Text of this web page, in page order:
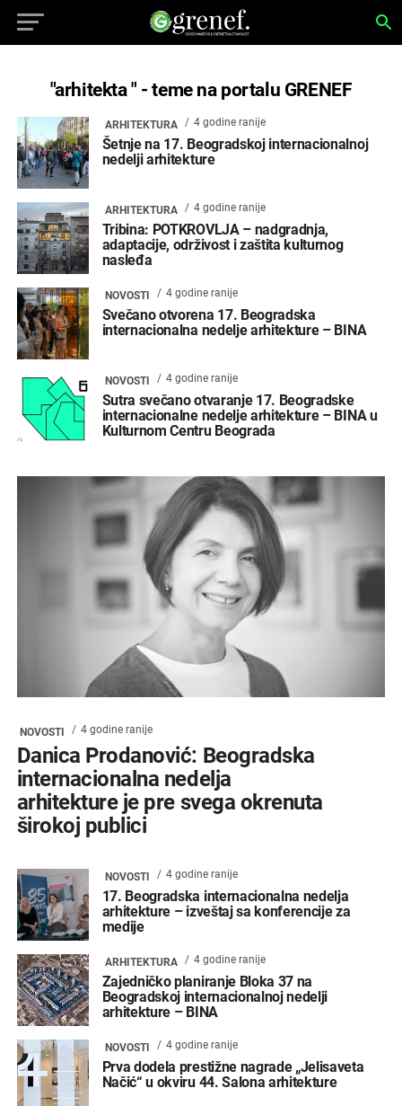
"arhitekta " - teme na portalu GRENEF
ARHITEKTURA 4 godine ranije
Šetnje na 17. Beogradskoj internacionalnoj
nedelji arhitekture
ARHITEKTURA 4 godine ranije
Tribina: ​POTKROVLJA – nadgradnja,
adaptacije, održivost i zaštita kulturnog
nasleđa
NOVOSTI 4 godine ranije
Svečano otvorena 17. Beogradska
internacionalna nedelje arhitekture – BINA
NOVOSTI 4 godine ranije
Sutra svečano otvaranje 17. Beogradske
internacionalne nedelje arhitekture – BINA u
Kulturnom Centru Beograda
NOVOSTI 4 godine ranije
Danica Prodanović: Beogradska
internacionalna nedelja
arhitekture je pre svega okrenuta
širokoj publici
NOVOSTI 4 godine ranije
17. Beogradska internacionalna nedelja
arhitekture – izveštaj sa konferencije za
medije
ARHITEKTURA 4 godine ranije
Zajedničko planiranje Bloka 37 na
Beogradskoj internacionalnoj nedelji
arhitekture – BINA
NOVOSTI 4 godine ranije
Prva dodela prestižne nagrade „Jelisaveta
Načić“ u okviru 44. Salona arhitekture